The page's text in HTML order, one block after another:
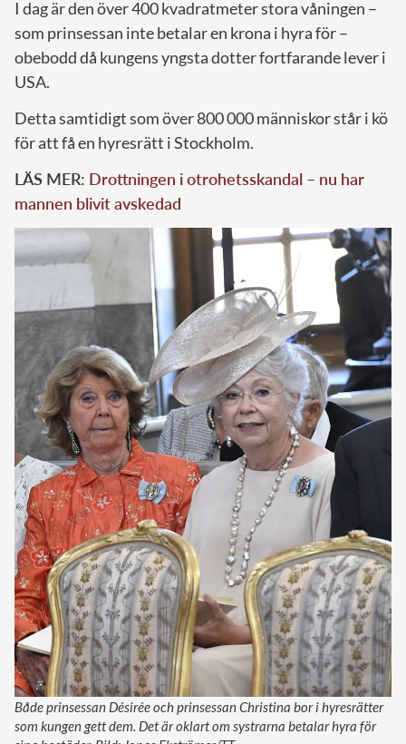
I dag är den över 400 kvadratmeter stora våningen –
som prinsessan inte betalar en krona i hyra för –
obebodd då kungens yngsta dotter fortfarande lever i
USA.
Detta samtidigt som över 800 000 människor står i kö
för att få en hyresrätt i Stockholm.
LÄS MER: Drottningen i otrohetsskandal – nu har
mannen blivit avskedad
Både prinsessan Désirée och prinsessan Christina bor i hyresrätter
som kungen gett dem. Det är oklart om systrarna betalar hyra för